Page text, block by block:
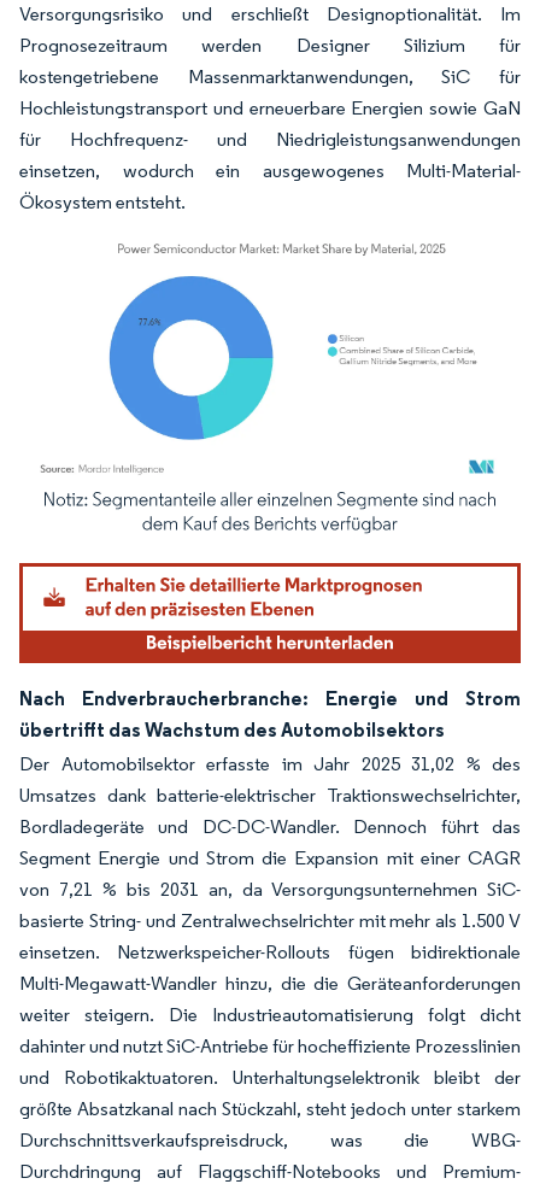
Versorgungsrisiko und erschließt Designoptionalität. Im
Prognosezeitraum werden Designer Silizium für
kostengetriebene Massenmarktanwendungen, SiC für
Hochleistungstransport und erneuerbare Energien sowie GaN
für Hochfrequenz- und Niedrigleistungsanwendungen
einsetzen, wodurch ein ausgewogenes Multi-Material-
Ökosystem entsteht.
Bild © Mordor Intelligence. Wiederverwendung erfordert Namensnennung
Nach Endverbraucherbranche: Energie und Strom
übertrifft das Wachstum des Automobilsektors
Der Automobilsektor erfasste im Jahr 2025 31,02 % des
Umsatzes dank batterie-elektrischer Traktionswechselrichter,
Bordladegeräte und DC-DC-Wandler. Dennoch führt das
Segment Energie und Strom die Expansion mit einer CAGR
von 7,21 % bis 2031 an, da Versorgungsunternehmen SiC-
basierte String- und Zentralwechselrichter mit mehr als 1.500 V
einsetzen. Netzwerkspeicher-Rollouts fügen bidirektionale
Multi-Megawatt-Wandler hinzu, die die Geräteanforderungen
weiter steigern. Die Industrieautomatisierung folgt dicht
dahinter und nutzt SiC-Antriebe für hocheffiziente Prozesslinien
und Robotikaktuatoren. Unterhaltungselektronik bleibt der
größte Absatzkanal nach Stückzahl, steht jedoch unter starkem
Durchschnittsverkaufspreisdruck, was die WBG-
Durchdringung auf Flaggschiff-Notebooks und Premium-